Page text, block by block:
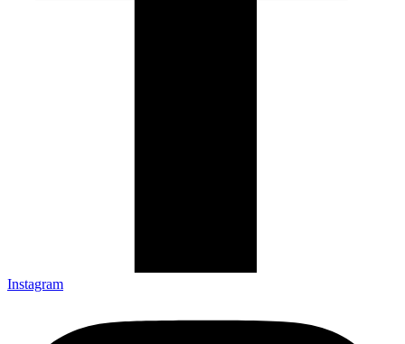
Instagram